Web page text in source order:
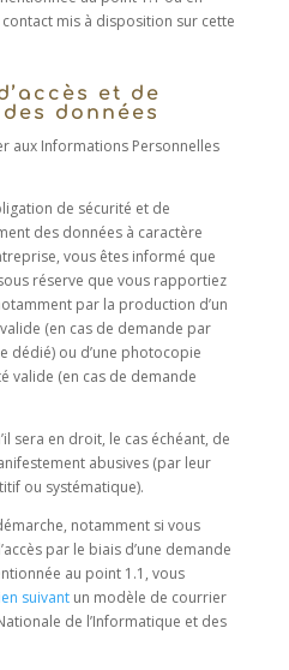
mis à disposition sur cette
et de
données
aux Informations Personnelles
de sécurité et de
des données à caractère
vous êtes informé que
réserve que vous rapportiez
par la production d’un
(en cas de demande par
dédié) ou d’une photocopie
valide (en cas de demande
sera en droit, le cas échéant, de
abusives (par leur
ou systématique).
notamment si vous
par le biais d’une demande
au point 1.1, vous
suivantun modèle de courrier
de l’Informatique et des